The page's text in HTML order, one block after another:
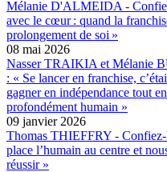
Mélanie D'ALMEIDA -
avec le cœur : quand la
prolongement de soi »
08 mai 2026
Nasser TRAIKIA et Mélanie
: « Se lancer en franchise,
gagner en indépendance tout
profondément humain »
09 janvier 2026
Thomas THIEFFRY -
place l’humain au centre et
réussir »